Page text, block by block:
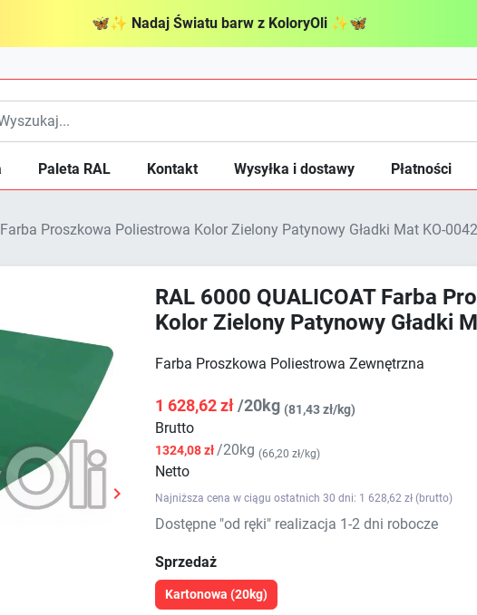
🦋✨ Nadaj Światu barw z KoloryOli ✨🦋
Paleta RAL Kontakt Wysyłka i dostawy Płatności
Proszkowa Poliestrowa Kolor Zielony Patynowy Gładki Mat KO-
Następny

RAL 6000 QUALICOAT Farba
Kolor Zielony Patynowy Gładki
Farba Proszkowa Poliestrowa Zewnętrzna
1 628,62 zł/20kg (81,43 zł/kg)
Brutto
1324,08 zł /20kg (66,20 zł/kg)
Netto
Najniższa cena w ciągu ostatnich 30 dni: 1 628,62 zł (brutto)
Dostępne "od ręki" realizacja 1-2 dni robocze
Sprzedaż
Kartonowa (20kg)